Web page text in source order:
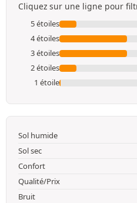
Cliquez sur une ligne pour
5 étoiles
4 étoiles
3 étoiles
2 étoiles
1 étoile
Sol humide
Sol sec
Confort
Qualité/Prix
Bruit